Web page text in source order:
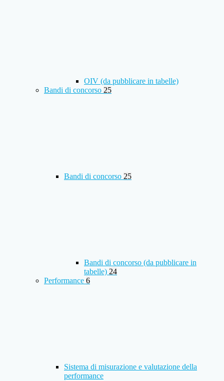
OIV (da pubblicare in tabelle)
Bandi di concorso 25
Bandi di concorso 25
Bandi di concorso (da pubblicare in
tabelle) 24
Performance 6
Sistema di misurazione e valutazione della
performance